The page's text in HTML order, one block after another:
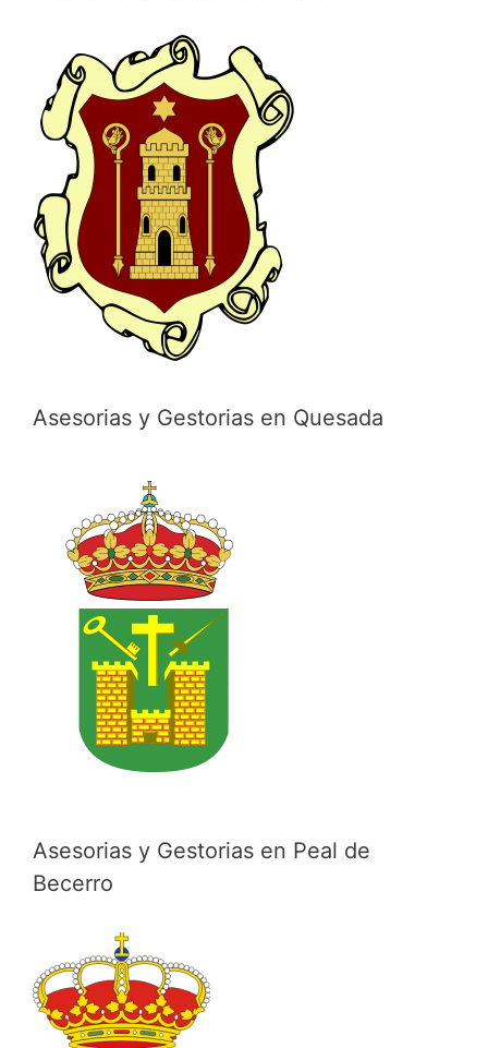
Asesorias y Gestorias en Quesada
Asesorias y Gestorias en Peal de
Becerro